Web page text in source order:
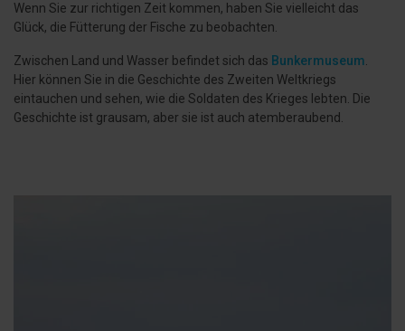
Wenn Sie zur richtigen Zeit kommen, haben Sie vielleicht das
Glück, die Fütterung der Fische zu beobachten.
Zwischen Land und Wasser befindet sich das Bunkermuseum
Hier können Sie in die Geschichte des Zweiten Weltkriegs
eintauchen und sehen, wie die Soldaten des Krieges lebten. Die
Geschichte ist grausam, aber sie ist auch atemberaubend.